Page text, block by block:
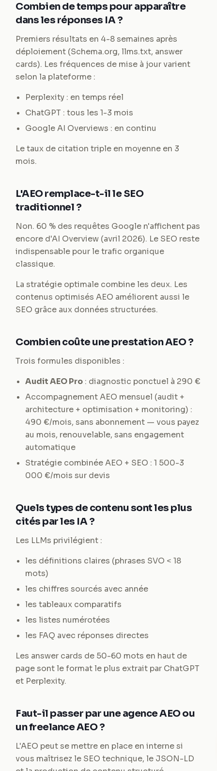
Combien de temps pour apparaître
dans les réponses IA ?
Premiers résultats en 4-8 semaines après
déploiement (Schema.org, llms.txt, answer
cards). Les fréquences de mise à jour varient
selon la plateforme :
Perplexity : en temps réel
ChatGPT : tous les 1-3 mois
Google AI Overviews : en continu
Le taux de citation triple en moyenne en 3
mois.
L'AEO remplace-t-il le SEO
traditionnel ?
Non. 60 % des requêtes Google n'affichent pas
encore d'AI Overview (avril 2026). Le SEO reste
indispensable pour le trafic organique
classique.
La stratégie optimale combine les deux. Les
contenus optimisés AEO améliorent aussi le
SEO grâce aux données structurées.
Combien coûte une prestation AEO ?
Trois formules disponibles :
Audit AEO Pro : diagnostic ponctuel à 290 €
Accompagnement AEO mensuel (audit +
architecture + optimisation + monitoring) :
490 €/mois, sans abonnement — vous payez
au mois, renouvelable, sans engagement
automatique
Stratégie combinée AEO + SEO : 1 500-3
000 €/mois sur devis
Quels types de contenu sont les plus
cités par les IA ?
Les LLMs privilégient :
les définitions claires (phrases SVO < 18
mots)
les chiffres sourcés avec année
les tableaux comparatifs
les listes numérotées
les FAQ avec réponses directes
Les answer cards de 50-60 mots en haut de
page sont le format le plus extrait par ChatGPT
et Perplexity.
Faut-il passer par une agence AEO ou
un freelance AEO ?
L'AEO peut se mettre en place en interne si
vous maîtrisez le SEO technique, le JSON-LD